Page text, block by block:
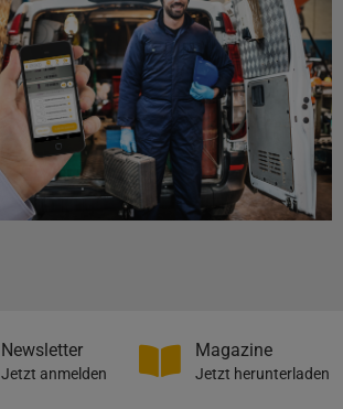
Newsletter
Jetzt anmelden
Magazine
Jetzt herunterladen